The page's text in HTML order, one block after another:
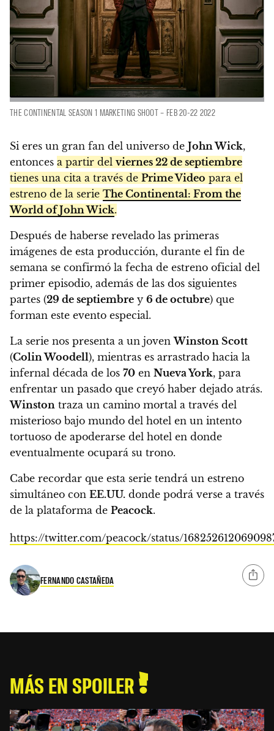
THE CONTINENTAL SEASON 1 MARKETING SHOOT – FEB 20-22 2022
Si eres un gran fan del universo de John Wick,
entonces a partir del viernes 22 de septiembre
tienes una cita a través de Prime Video para el
estreno de la serie The Continental: From the
World of John Wick.
Después de haberse revelado las primeras
imágenes de esta producción, durante el fin de
semana se confirmó la fecha de estreno oficial del
primer episodio, además de las dos siguientes
partes (29 de septiembre y 6 de octubre) que
forman este evento especial.
La serie nos presenta a un jovenWinston Scott
(Colin Woodell), mientras es arrastrado hacia la
infernal década de los 70 en Nueva York, para
enfrentar un pasado que creyó haber dejado atrás.
Winston traza un camino mortal a través del
misterioso bajo mundo del hotel en un intento
tortuoso de apoderarse del hotel en donde
eventualmente ocupará su trono.
Cabe recordar que esta serie tendrá un estreno
simultáneo con EE.UU. donde podrá verse a través
de la plataforma de Peacock.
https://twitter.com/peacock/status/
FERNANDO CASTAÑEDA
MÁS EN SPOILER